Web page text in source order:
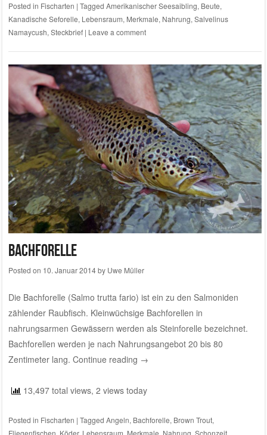
Posted in Fischarten | Tagged Amerikanischer Seesaibling, Beute,
Kanadische Seforelle, Lebensraum, Merkmale, Nahrung, Salvelinus
Namaycush, Steckbrief | Leave a comment
Bachforelle
Posted on 10. Januar 2014by Uwe Müller
Die Bachforelle (Salmo trutta fario) ist ein zu den Salmoniden
zählender Raubfisch. Kleinwüchsige Bachforellen in
nahrungsarmen Gewässern werden als Steinforelle bezeichnet.
Bachforellen werden je nach Nahrungsangebot 20 bis 80
Zentimeter lang. Continue reading →
13,497 total views, 2 views today
Posted in Fischarten | Tagged Angeln, Bachforelle, Brown Trout,